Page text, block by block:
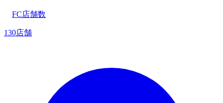
FC店舗数
130店舗